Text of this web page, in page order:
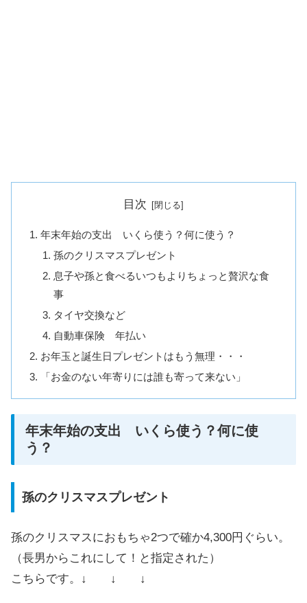
目次
年末年始の支出 いくら使う？何に使う？
孫のクリスマスプレゼント
息子や孫と食べるいつもよりちょっと贅沢な食
事
タイヤ交換など
自動車保険 年払い
お年玉と誕生日プレゼントはもう無理・・・
「お金のない年寄りには誰も寄って来ない」
年末年始の支出 いくら使う？何に使
う？
孫のクリスマスプレゼント
孫のクリスマスにおもちゃ2つで確か4,300円ぐらい。
（長男からこれにして！と指定された）
こちらです。↓ ↓ ↓